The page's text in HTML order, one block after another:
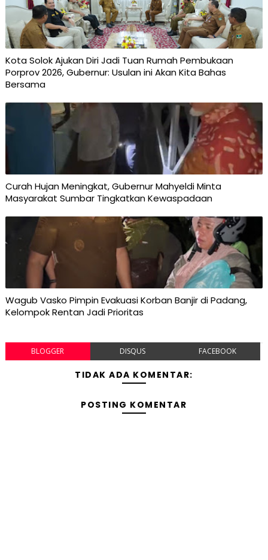
Kota Solok Ajukan Diri Jadi Tuan Rumah Pembukaan
Porprov 2026, Gubernur: Usulan ini Akan Kita Bahas
Bersama
Curah Hujan Meningkat, Gubernur Mahyeldi Minta
Masyarakat Sumbar Tingkatkan Kewaspadaan
Wagub Vasko Pimpin Evakuasi Korban Banjir di Padang,
Kelompok Rentan Jadi Prioritas
BLOGGER DISQUS FACEBOOK
TIDAK ADA KOMENTAR:
POSTING KOMENTAR